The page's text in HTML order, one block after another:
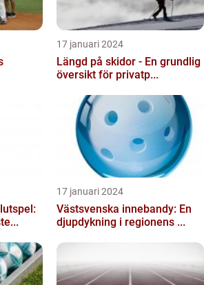
17 januari 2024
Längd på skidor - En grundlig
översikt för privatp...
17 januari 2024
Västsvenska innebandy: En
djupdykning i regionens ...